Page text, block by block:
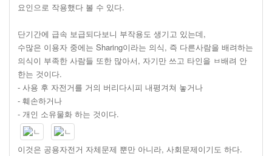
요인으로 작용했다 볼 수 있다.
단기간에 급속 보급되다보니 부작용도 생기고 있는데,
수많은 이용자 중에는 Sharing이라는 의식, 즉 다른사람을 배려하는
의식이 부족한 사람들 또한 많아서, 자기만 쓰고 타인을 ㅂ배려 안
한는 것이다.
- 사용 후 자전거를 거의 버리다시피 내평겨쳐 놓거나
- 훼손하거나
- 개인 소유물화 하는 것이다.
이것은 공용자전거 자체문제 뿐만 아니라, 사회문제이기도 하다.